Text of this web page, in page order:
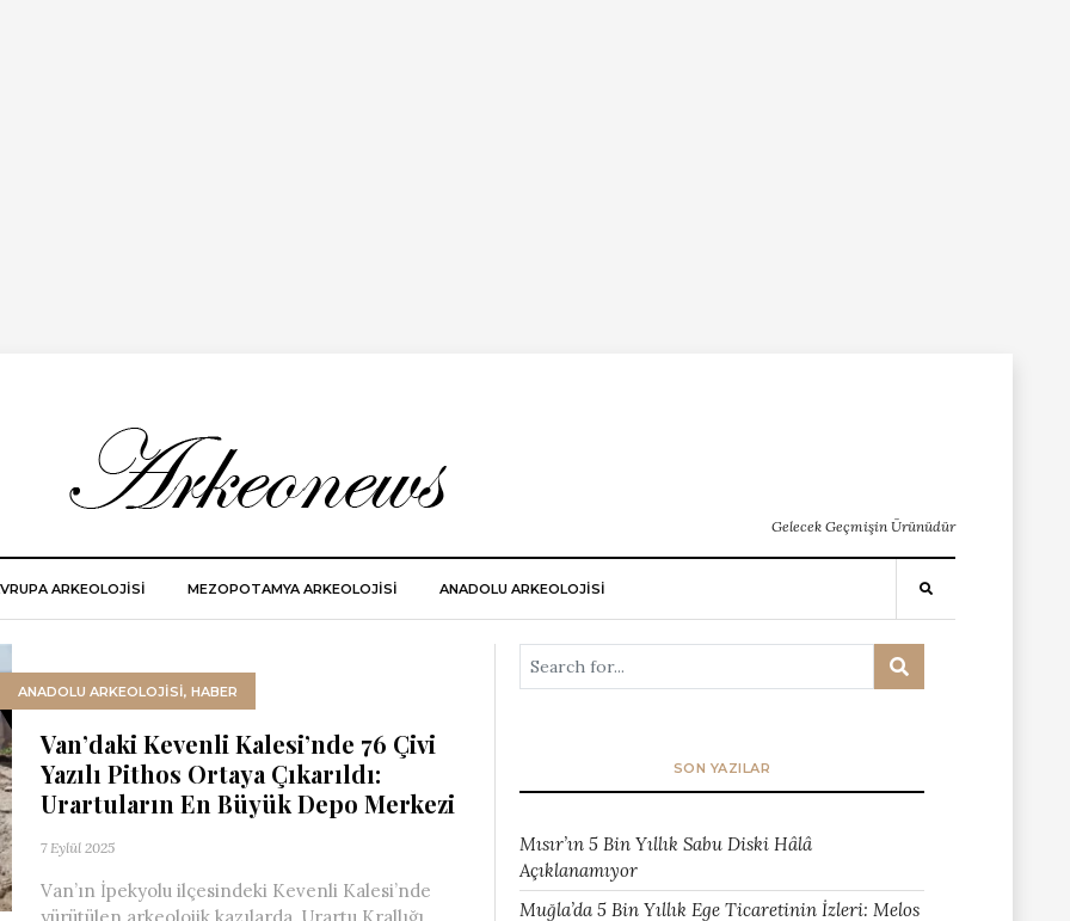
Gelecek Geçmişin Ürünüdür
ARKEOLOJISI MEZOPOTAMYA ARKEOLOJISI ANADOLU ARKEOLOJİSİ
ANADOLU ARKEOLOJİSİ, HABER
Van’daki Kevenli Kalesi’nde 76 Çivi
Yazılı Pithos Ortaya Çıkarıldı:
Urartuların En Büyük Depo Merkezi
7 Eylül 2025
Van’ın İpekyolu ilçesindeki Kevenli Kalesi’nde
SON YAZILAR
Mısır’ın 5 Bin Yıllık Sabu Diski Hâlâ
Açıklanamıyor
Muğla’da 5 Bin Yıllık Ege Ticaretinin İzleri: Melos